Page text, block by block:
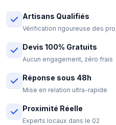
Artisans Qualifiés
Vérification rigoureuse des
Devis 100% Gratuits
Aucun engagement, zéro frais
Réponse sous 48h
Mise en relation ultra-rapide
Proximité Réelle
Experts locaux dans le 02